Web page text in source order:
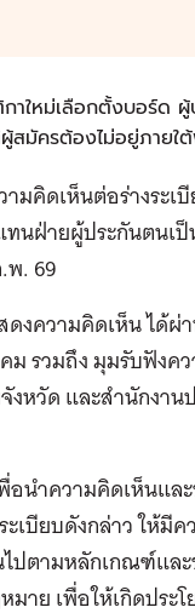
าใหม่เลือกตั้งบอร์ด
มัครต้องไม่อยู่ภายใต้
คิดเห็นต่อร่างระเ
ฝ่ายผู้ประกันตนเ
พ. 69
ดงความคิดเห็น ได้ผ่
ม รวมถึง มุมรับฟัง
หวัด และสำนักงาน
อนำความคิดเห็นแ
เบียบดังกล่าว ให้มี
ปตามหลักเกณฑ์แ
าย เพื่อให้เกิดประ